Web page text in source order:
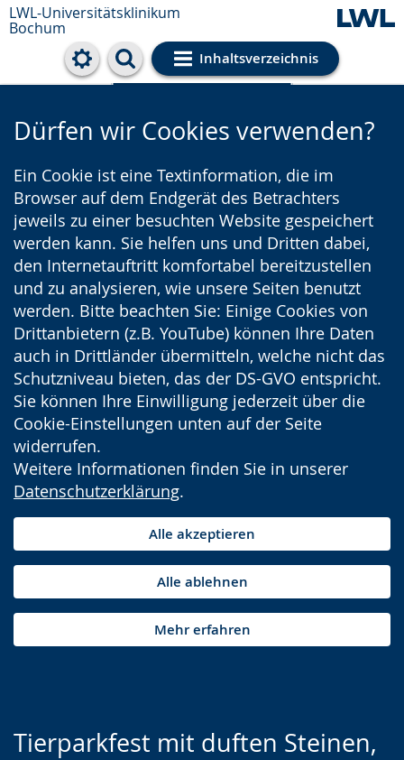
LWL-Universitätsklinikum
Bochum
Inhaltsverzeichnis
Cookie-Einstellungen
Dürfen wir Cookies verwenden?
Ein Cookie ist eine Textinformation, die im
Browser auf dem Endgerät des Betrachters
jeweils zu einer besuchten Website gespeichert
werden kann. Sie helfen uns und Dritten dabei,
den Internetauftritt komfortabel bereitzustellen
und zu analysieren, wie unsere Seiten benutzt
werden. Bitte beachten Sie: Einige Cookies von
Drittanbietern (z.B. YouTube) können Ihre Daten
auch in Drittländer übermitteln, welche nicht das
Schutzniveau bieten, das der DS-GVO entspricht.
Sie können Ihre Einwilligung jederzeit über die
Cookie-Einstellungen unten auf der Seite
widerrufen.
Weitere Informationen finden Sie in unserer
Datenschutzerklärung.
Alle akzeptieren
Alle ablehnen
Mehr erfahren
Tierparkfest mit duften Steinen,